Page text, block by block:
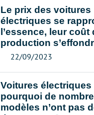
Le prix des voitures
électriques se
l’essence, leur coût
production
22/09/2023
Voitures électriques
pourquoi de
modèles n’ont pas